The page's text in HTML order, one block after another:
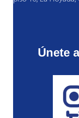
Únete